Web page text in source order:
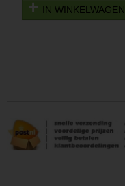
IN WINKELWAGEN